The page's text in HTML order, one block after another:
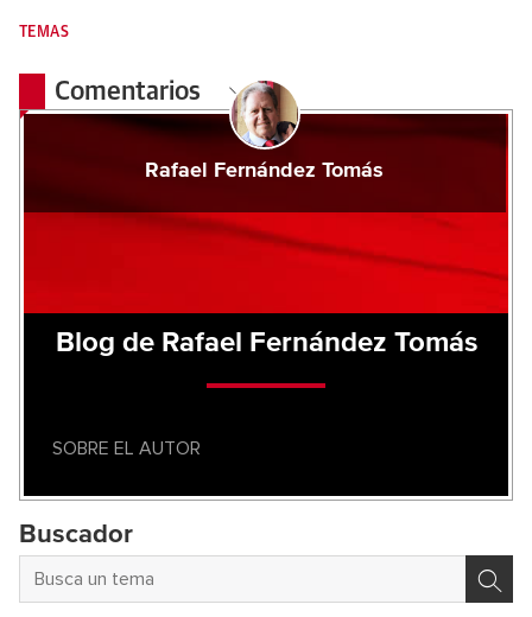
TEMAS
Comentarios
Rafael Fernández Tomás
Blog de Rafael Fernández Tomás
SOBRE EL AUTOR
Buscador